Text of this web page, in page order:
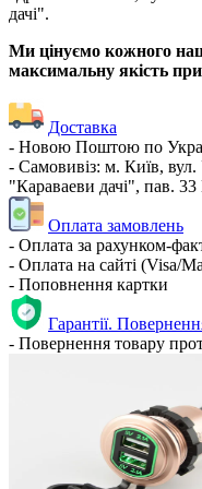
дачі".
Ми цінуємо кожного
максимальну якість
Доставка
- Новою Поштою по
- Самовивіз: м. Київ,
"Караваеви дачі", пав.
Оплата замовлень
- Оплата за рахунком-
- Оплата на сайті (Visa/
- Поповнення картки
Гарантії.
- Повернення товару